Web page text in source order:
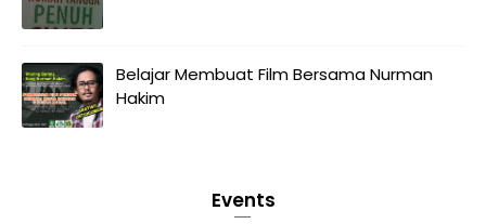
Belajar Membuat Film Bersama Nurman
Hakim
Events